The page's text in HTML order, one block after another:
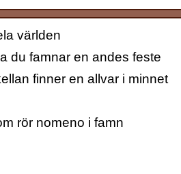
världen
du famnar en andes feste
finner en allvar i minnet
rör nomeno i famn